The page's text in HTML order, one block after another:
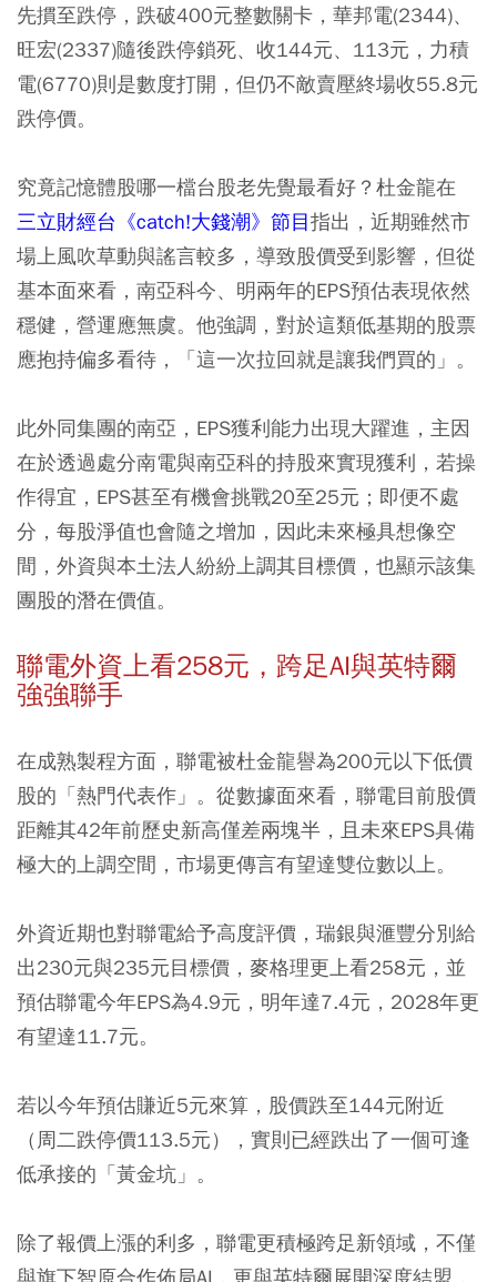
先摜至跌停，跌破400元整數關卡，華邦電(2344)、
旺宏(2337)隨後跌停鎖死、收144元、113元，力積
電(6770)則是數度打開，但仍不敵賣壓終場收55.8元
跌停價。
究竟記憶體股哪一檔台股老先覺最看好？杜金龍在
三立財經台《catch!大錢潮》節目指出，近期雖然市
場上風吹草動與謠言較多，導致股價受到影響，但從
基本面來看，南亞科今、明兩年的EPS預估表現依然
穩健，營運應無虞。他強調，對於這類低基期的股票
應抱持偏多看待，「這一次拉回就是讓我們買的」。
此外同集團的南亞，EPS獲利能力出現大躍進，主因
在於透過處分南電與南亞科的持股來實現獲利，若操
作得宜，EPS甚至有機會挑戰20至25元；即便不處
分，每股淨值也會隨之增加，因此未來極具想像空
間，外資與本土法人紛紛上調其目標價，也顯示該集
團股的潛在價值。
聯電外資上看258元，跨足AI與英特爾
強強聯手
在成熟製程方面，聯電被杜金龍譽為200元以下低價
股的「熱門代表作」。從數據面來看，聯電目前股價
距離其42年前歷史新高僅差兩塊半，且未來EPS具備
極大的上調空間，市場更傳言有望達雙位數以上。
外資近期也對聯電給予高度評價，瑞銀與滙豐分別給
出230元與235元目標價，麥格理更上看258元，並
預估聯電今年EPS為4.9元，明年達7.4元，2028年更
有望達11.7元。
若以今年預估賺近5元來算，股價跌至144元附近
（周二跌停價113.5元），實則已經跌出了一個可逢
低承接的「黃金坑」。
除了報價上漲的利多，聯電更積極跨足新領域，不僅